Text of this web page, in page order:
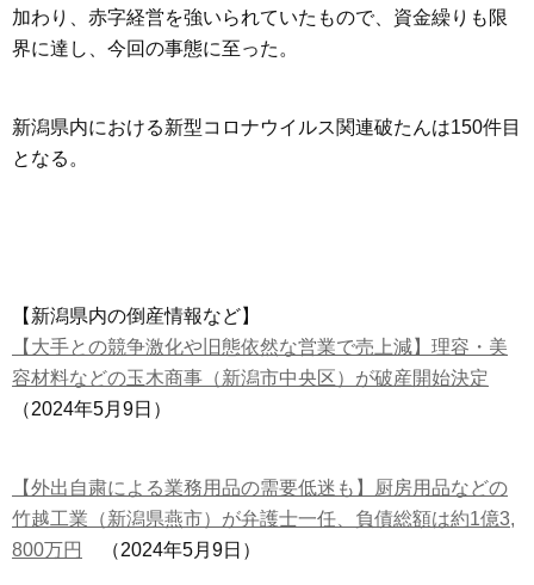
加わり、赤字経営を強いられていたもので、資金繰りも限
界に達し、今回の事態に至った。
新潟県内における新型コロナウイルス関連破たんは150件目
となる。
【新潟県内の倒産情報など】
【大手との競争激化や旧態依然な営業で売上減】理容・美
容材料などの玉木商事（新潟市中央区）が破産開始決定
（2024年5月9日）
【外出自粛による業務用品の需要低迷も】厨房用品などの
竹越工業（新潟県燕市）が弁護士一任、負債総額は約1億3,
800万円
（2024年5月9日）